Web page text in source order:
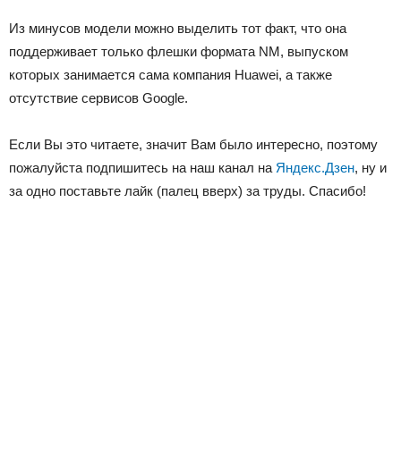
Из минусов модели можно выделить тот факт, что она
поддерживает только флешки формата NM, выпуском
которых занимается сама компания Huawei, а также
отсутствие сервисов Google.
Если Вы это читаете, значит Вам было интересно, поэтому
пожалуйста подпишитесь на наш канал на Яндекс.Дзен, ну и
за одно поставьте лайк (палец вверх) за труды. Спасибо!